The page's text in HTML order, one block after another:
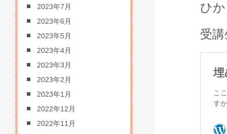
ひ
受
2023年7月
2023年6月
2023年5月
2023年4月
2023年3月
2023年2月
2023年1月
2022年12月
2022年11月